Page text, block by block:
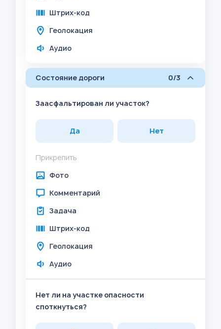
Штрих-код
Геолокация
Аудио
Состояние дороги 0/3
Заасфальтирован ли участок?
Да Нет
Прикрепить
Фото
Комментарий
Задача
Штрих-код
Геолокация
Аудио
Нет ли на участке опасности
споткнуться?